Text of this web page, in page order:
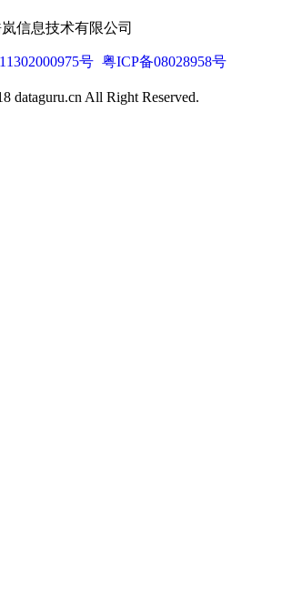
信息技术有限公司
号 粤ICP备08028958号
dataguru.cn All Right Reserved.